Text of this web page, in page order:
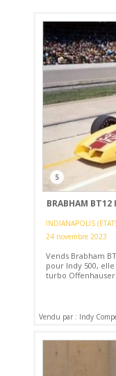
5
BRABHAM BT12
INDIANAPOLIS
24 novembre 2023
Vends Brabham
pour Indy 500,
turbo Offenhauser.
Vendu par : Indy